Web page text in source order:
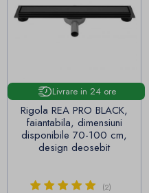
Livrare in 24 ore
Rigola REA PRO BLACK,
faiantabila, dimensiuni
disponibile 70-100 cm,
design deosebit
(2)